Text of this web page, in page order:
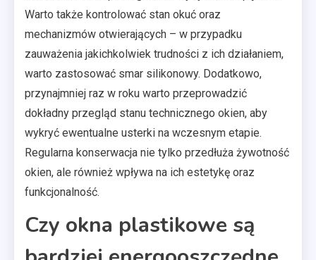
Warto także kontrolować stan okuć oraz
mechanizmów otwierających – w przypadku
zauważenia jakichkolwiek trudności z ich działaniem,
warto zastosować smar silikonowy. Dodatkowo,
przynajmniej raz w roku warto przeprowadzić
dokładny przegląd stanu technicznego okien, aby
wykryć ewentualne usterki na wczesnym etapie.
Regularna konserwacja nie tylko przedłuża żywotność
okien, ale również wpływa na ich estetykę oraz
funkcjonalność.
Czy okna plastikowe są